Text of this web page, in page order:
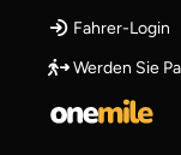
Fahrer-Login
Werden Sie